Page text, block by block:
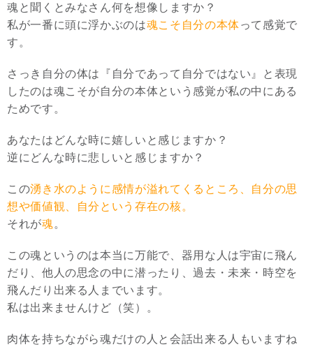
魂と聞くとみなさん何を想像しますか？
私が一番に頭に浮かぶのは魂こそ自分の本体って感覚で
す。
さっき自分の体は『自分であって自分ではない』と表現
したのは魂こそが自分の本体という感覚が私の中にある
ためです。
あなたはどんな時に嬉しいと感じますか？
逆にどんな時に悲しいと感じますか？
この湧き水のように感情が溢れてくるところ、自分の思
想や価値観、自分という存在の核。
それが魂。
この魂というのは本当に万能で、器用な人は宇宙に飛ん
だり、他人の思念の中に潜ったり、過去・未来・時空を
飛んだり出来る人までいます。
私は出来ませんけど（笑）。
肉体を持ちながら魂だけの人と会話出来る人もいますね